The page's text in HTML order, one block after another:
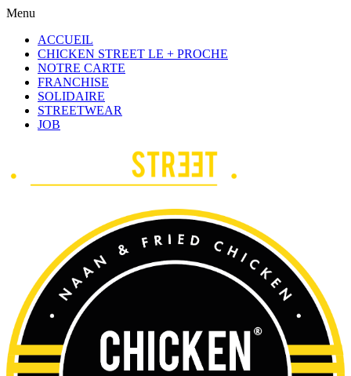
Menu
ACCUEIL
CHICKEN STREET LE + PROCHE
NOTRE CARTE
FRANCHISE
SOLIDAIRE
STREETWEAR
JOB